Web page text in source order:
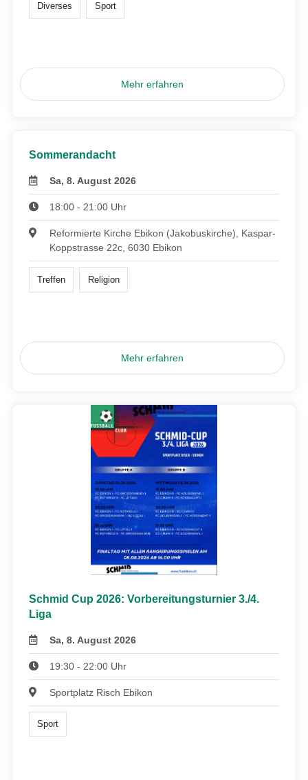
Diverses Sport
Mehr erfahren
Sommerandacht
Sa, 8. August 2026
18:00 - 21:00 Uhr
Reformierte Kirche Ebikon (Jakobuskirche), Kaspar-
Koppstrasse 22c, 6030 Ebikon
Treffen Religion
Mehr erfahren
Schmid Cup 2026: Vorbereitungsturnier 3./4.
Liga
Sa, 8. August 2026
19:30 - 22:00 Uhr
Sportplatz Risch Ebikon
Sport